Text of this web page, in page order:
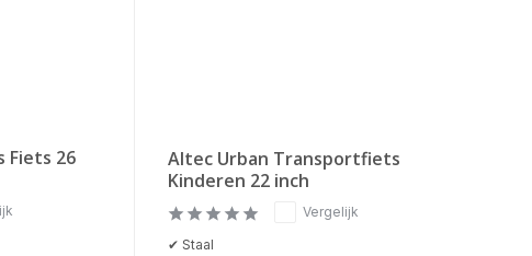
Fiets 26
Altec Urban Transportfiets
Kinderen 22 inch
Vergelijk
✔ Staal